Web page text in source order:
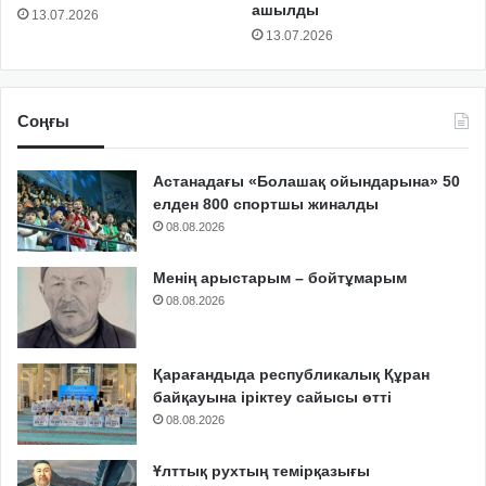
13.07.2026
ашылды
13.07.2026
Соңғы
Астанадағы «Болашақ ойындарына» 50
елден 800 спортшы жиналды
08.08.2026
Менің арыстарым – бойтұмарым
08.08.2026
Қарағандыда республикалық Құран
байқауына іріктеу сайысы өтті
08.08.2026
Ұлттық рухтың темірқазығы